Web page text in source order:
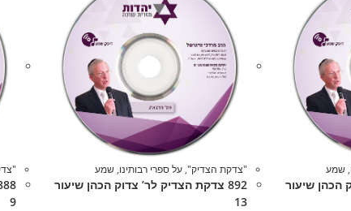
, שמע
הכהן שיעור
"צדקת הצדיק", על ספרי רבותינו, שמע
892 צדקת הצדיק לר’ צדוק הכהן שיעור
13
9